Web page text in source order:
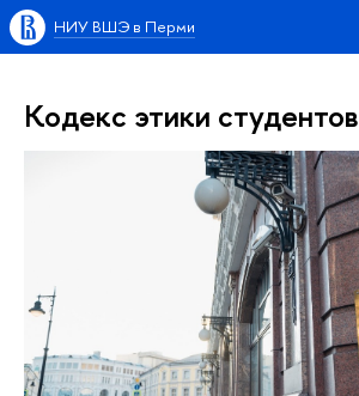
НИУ ВШЭ в Перми
Кодекс этики студентов